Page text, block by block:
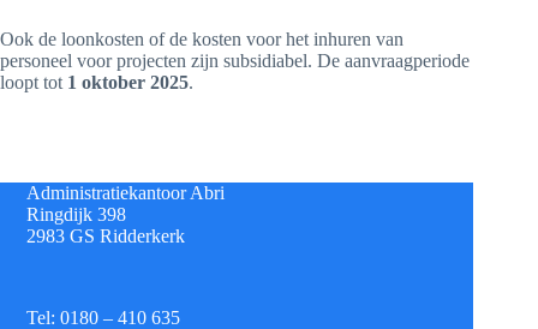
Ook de loonkosten of de kosten voor het inhuren van
personeel voor projecten zijn subsidiabel. De aanvraagperiode
loopt tot 1 oktober 2025.
Administratiekantoor Abri
Ringdijk 398
2983 GS Ridderkerk
Tel: 0180 – 410 635